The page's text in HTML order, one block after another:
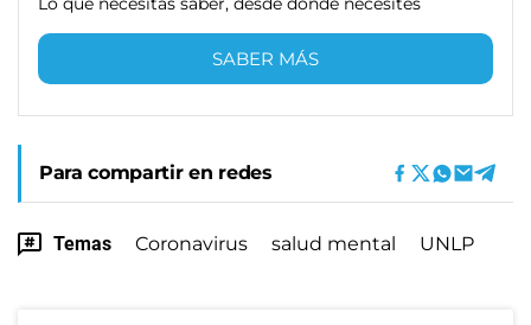
SABER MÁS
Para compartir en redes
Temas Coronavirus salud mental UNLP